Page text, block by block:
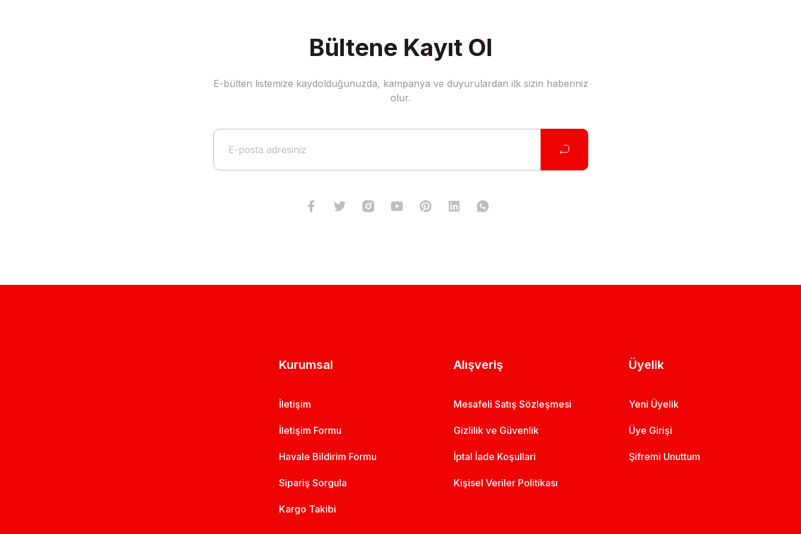
Bültene Kayıt Ol
E-bülten listemize kaydolduğunuzda, kampanya ve duyurulardan ilk sizin haberiniz
olur.
Kurumsal
İletişim
İletişim Formu
Havale Bildirim Formu
Sipariş Sorgula
Kargo Takibi
Alışveriş
Mesafeli Satış Sözleşmesi
Gizlilik ve Güvenlik
İptal İade Koşullari
Kişisel Veriler Politikası
Üyelik
Yeni Üyelik
Üye Girişi
Şifremi Unuttum